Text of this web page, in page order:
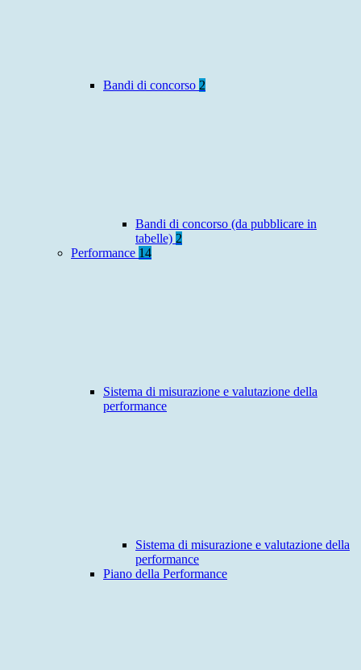
Bandi di concorso 2
Bandi di concorso (da pubblicare in
tabelle) 2
Performance 14
Sistema di misurazione e valutazione della
performance
Sistema di misurazione e valutazione della
performance
Piano della Performance